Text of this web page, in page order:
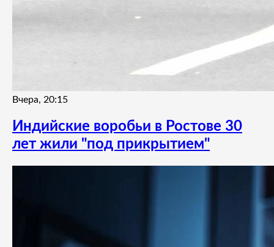
Вчера, 20:15
Индийские воробьи в Ростове 30
лет жили "под прикрытием"